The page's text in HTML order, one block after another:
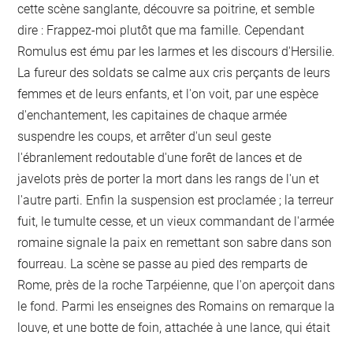
cette scène sanglante, découvre sa poitrine, et semble
dire : Frappez-moi plutôt que ma famille. Cependant
Romulus est ému par les larmes et les discours d'Hersilie.
La fureur des soldats se calme aux cris perçants de leurs
femmes et de leurs enfants, et l'on voit, par une espèce
d'enchantement, les capitaines de chaque armée
suspendre les coups, et arrêter d'un seul geste
l'ébranlement redoutable d'une forêt de lances et de
javelots près de porter la mort dans les rangs de l'un et
l'autre parti. Enfin la suspension est proclamée ; la terreur
fuit, le tumulte cesse, et un vieux commandant de l'armée
romaine signale la paix en remettant son sabre dans son
fourreau. La scène se passe au pied des remparts de
Rome, près de la roche Tarpéienne, que l'on aperçoit dans
le fond. Parmi les enseignes des Romains on remarque la
louve, et une botte de foin, attachée à une lance, qui était